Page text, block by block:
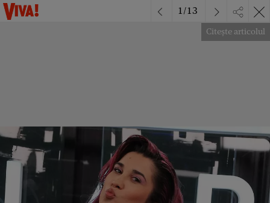
Citește articolul
1/13